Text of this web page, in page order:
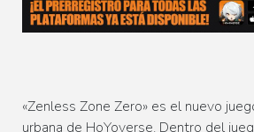
«Zenless Zone Zero» es el nuevo
urbana de HoYoverse. Dentro del